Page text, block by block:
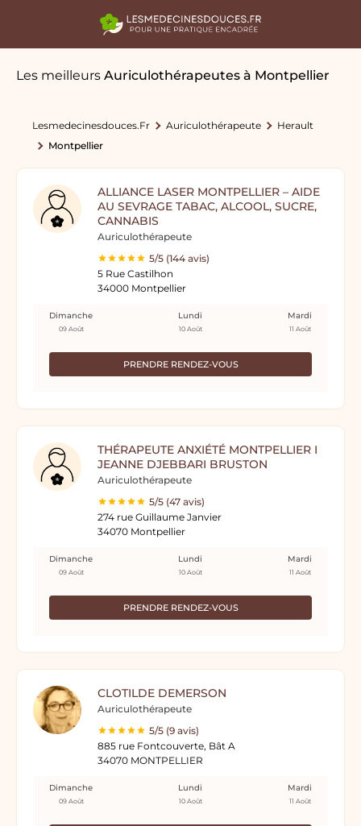
Les meilleurs Auriculothérapeutes à Montpellier
Lesmedecinesdouces.fr Auriculothérapeute
Herault
Montpellier
ALLIANCE LASER MONTPELLIER – AIDE
AU SEVRAGE TABAC, ALCOOL, SUCRE,
CANNABIS
Auriculothérapeute
5/5 (144 avis)
5 Rue Castilhon
34000 Montpellier
PRENDRE RENDEZ-VOUS
Dimanche
09 Août
Lundi
10 Août
Mardi
11 Août
THÉRAPEUTE ANXIÉTÉ MONTPELLIER I
JEANNE DJEBBARI BRUSTON
Auriculothérapeute
5/5 (47 avis)
274 rue Guillaume Janvier
34070 Montpellier
PRENDRE RENDEZ-VOUS
Dimanche
09 Août
Lundi
10 Août
Mardi
11 Août
CLOTILDE DEMERSON
Auriculothérapeute
5/5 (9 avis)
885 rue Fontcouverte, Bât A
34070 MONTPELLIER
Dimanche
09 Août
Lundi
10 Août
Mardi
11 Août